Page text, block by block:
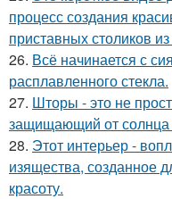
процесс создания
приставных столиков
26. Всё начинается с
расплавленного стекла.
27. Шторы - это не
защищающий от солнца
28. Этот интерьер -
изящества, созданное
красоту.